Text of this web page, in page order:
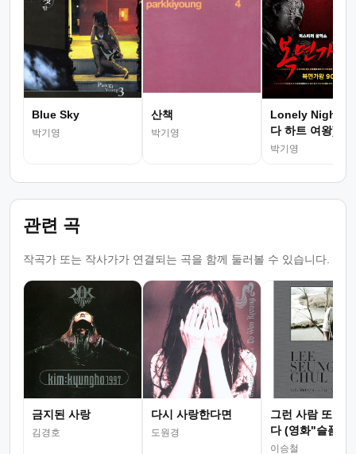
Blue Sky
박기영
산책
박기영
Lonely Night (
다 하트 여왕)
박기영
관련 곡
작곡가 또는 작사가가 연결되는 곡을 함께 둘러볼 수 있습니다.
금지된 사랑
김경호
다시 사랑한다면
도원경
그런 사람 또 없
다 (영화"슬픔보
더..")
이승철